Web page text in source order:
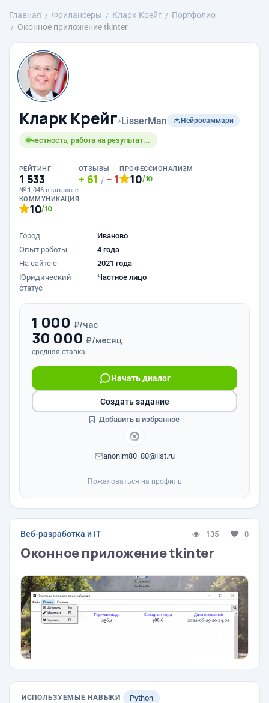
Главная Фрилансеры Кларк Крейг
Портфолио
Оконное приложение tkinter
Кларк Крейг›LisserMan Нейросаммари
честность, работа на результат...
РЕЙТИНГ
1 533
№ 1 046 в каталоге
ОТЗЫВЫ
61 / 1
ПРОФЕССИОНАЛИЗМ
10/10
КОММУНИКАЦИЯ
10/10
Город
Иваново
Опыт работы
4 года
На сайте с
2021 года
Юридический
статус
Частное лицо
1 000 ₽/час
30 000 ₽/месяц
средняя ставка
Начать диалог
anonim80_80@list.ru
Создать задание
Добавить в избранное
Пожаловаться на профиль
Веб-разработка и IT 135 0
Оконное приложение tkinter
ИСПОЛЬЗУЕМЫЕ НАВЫКИ Python